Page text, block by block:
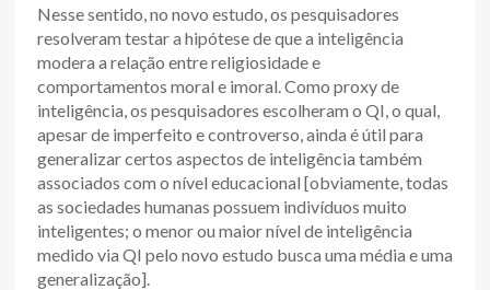
Nesse sentido, no novo estudo, os pesquisadores
resolveram testar a hipótese de que a inteligência
modera a relação entre religiosidade e
comportamentos moral e imoral. Como proxy de
inteligência, os pesquisadores escolheram o QI, o qual,
apesar de imperfeito e controverso, ainda é útil para
generalizar certos aspectos de inteligência também
associados com o nível educacional [obviamente, todas
as sociedades humanas possuem indivíduos muito
inteligentes; o menor ou maior nível de inteligência
medido via QI pelo novo estudo busca uma média e uma
generalização].